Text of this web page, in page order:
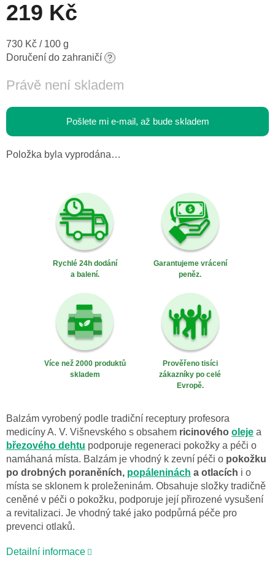
219 Kč
Měrná
cena:
730 Kč / 100 g
Doručení do zahraničí ?
Právě není skladem
Pošlete mi e-mail, až bude skladem
Položka byla vyprodána…
Rychlé 24h dodání
a balení.
Garantujeme vrácení
peněz.
Více než 2000 produktů
skladem
Prověřeno tisíci
zákazníky po celé
Evropě.
Balzám vyrobený podle tradiční receptury profesora
medicíny A. V. Višnevského s obsahem ricinového oleje a
březového dehtu podporuje regeneraci pokožky a péči o
namáhaná místa. Balzám je vhodný k zevní péči o pokožku
po drobných poraněních, popáleninách a otlacích i o
místa se sklonem k proleženinám. Obsahuje složky tradičně
ceněné v péči o pokožku, podporuje její přirozené vysušení
a revitalizaci. Je vhodný také jako podpůrná péče pro
prevenci otlaků.
Detailní informace